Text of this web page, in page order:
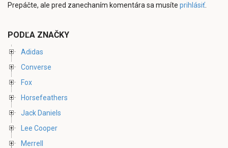
Prepáčte, ale pred zanechaním komentára sa musíte prihlásiť
PODĽA ZNAČKY
Adidas
Converse
Fox
Horsefeathers
Jack Daniels
Lee Cooper
Merrell